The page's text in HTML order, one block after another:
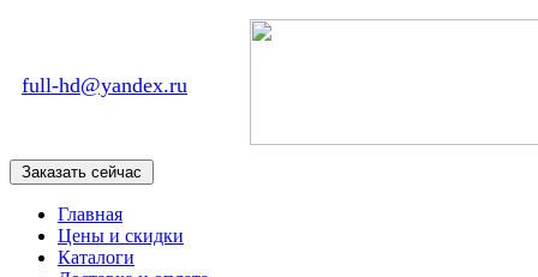
full-hd@yandex.ru
Главная
Цены и скидки
Каталоги